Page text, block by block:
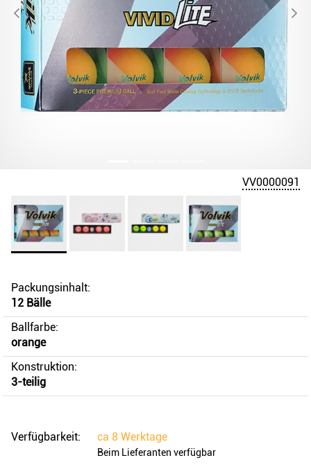
VV0000091
Packungsinhalt:
12 Bälle
Ballfarbe:
orange
Konstruktion:
3-teilig
Verfügbarkeit: ca 8 Werktage
Beim Lieferanten verfügbar